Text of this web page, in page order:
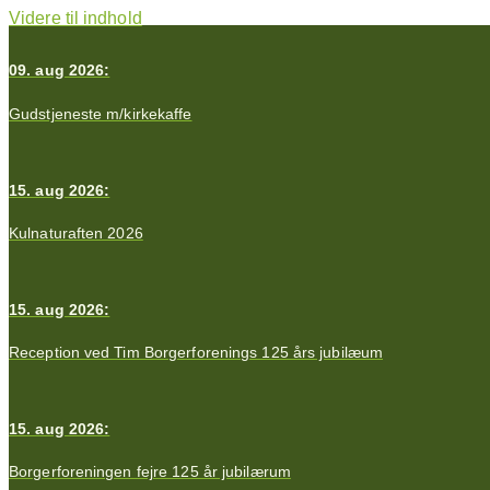
Videre til indhold
09. aug 2026:
Gudstjeneste m/kirkekaffe
15. aug 2026:
Kulnaturaften 2026
15. aug 2026:
Reception ved Tim Borgerforenings 125 års jubilæum
15. aug 2026:
Borgerforeningen fejre 125 år jubilærum